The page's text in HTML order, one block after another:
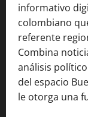
informativo
colombiano
referente
Combina
análisis
del espacio
le otorga una